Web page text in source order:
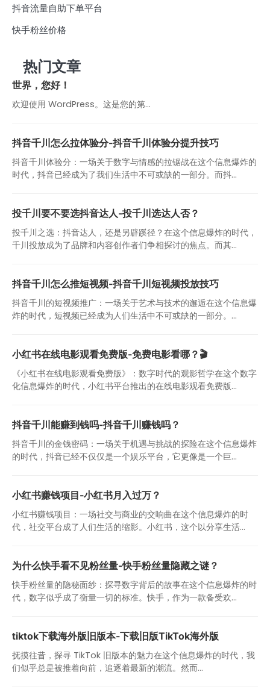
抖音流量自助下单平台
快手粉丝价格
热门文章
世界，您好！
欢迎使用 WordPress。这是您的第…
抖音千川怎么拉体验分-抖音千川体验分提升技巧
抖音千川体验分：一场关于数字与情感的拉锯战在这个信息爆炸的
时代，抖音已经成为了我们生活中不可或缺的一部分。而抖...
投千川要不要选抖音达人-投千川选达人否？
投千川之选：抖音达人，还是另辟蹊径？在这个信息爆炸的时代，
千川投放成为了品牌和内容创作者们争相探讨的焦点。而其...
抖音千川怎么推短视频-抖音千川短视频投放技巧
抖音千川的短视频推广：一场关于艺术与技术的邂逅在这个信息爆
炸的时代，短视频已经成为人们生活中不可或缺的一部分。...
小红书在线电影观看免费版-免费电影看哪？🎬
《小红书在线电影观看免费版》：数字时代的观影哲学在这个数字
化信息爆炸的时代，小红书平台推出的在线电影观看免费版...
抖音千川能赚到钱吗-抖音千川赚钱吗？
抖音千川的金钱密码：一场关于机遇与挑战的探险在这个信息爆炸
的时代，抖音已经不仅仅是一个娱乐平台，它更像是一个巨...
小红书赚钱项目-小红书月入过万？
小红书赚钱项目：一场社交与商业的交响曲在这个信息爆炸的时
代，社交平台成了人们生活的缩影。小红书，这个以分享生活...
为什么快手看不见粉丝量-快手粉丝量隐藏之谜？
快手粉丝量的隐秘面纱：探寻数字背后的故事在这个信息爆炸的时
代，数字似乎成了衡量一切的标准。快手，作为一款备受欢...
tiktok下载海外版旧版本-下载旧版TikTok海外版
抚摸往昔，探寻 TikTok 旧版本的魅力在这个信息爆炸的时代，我
们似乎总是被推着向前，追逐着最新的潮流。然而...